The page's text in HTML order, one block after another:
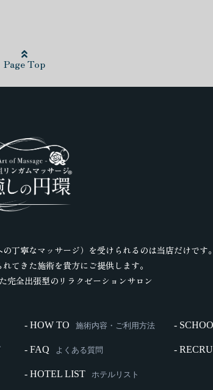
Page Top
丁寧なマッサージ）を受けられるのは当店だけです。
てきた施術を貴方にご提供します。
完全出張型のリラクゼーションサロン
- HOW TO 施術内容・ご利用方法
- FAQ よくある質問
- HOTEL LIST ホテルリスト
-
-